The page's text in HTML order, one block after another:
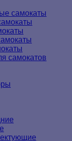
самокаты
самокатов